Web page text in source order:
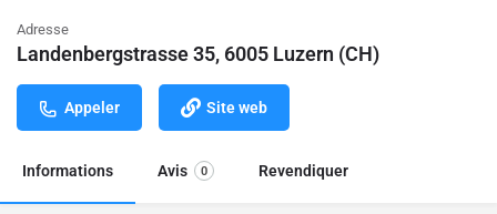
Adresse
Landenbergstrasse 35, 6005 Luzern (CH)
Appeler Site web
Informations Avis 0 Revendiquer